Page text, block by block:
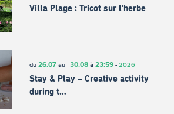
Villa Plage : Tricot sur l’herbe
du 26.07au 30.08à 23:59- 2026
Stay & Play – Creative activity
during t…